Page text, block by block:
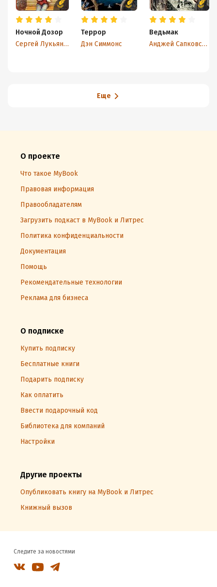
Ночной Дозор
Сергей Лукьяненко
Террор
Дэн Симмонс
Ведьмак
Анджей Сапковский
Еще
О проекте
Что такое MyBook
Правовая информация
Правообладателям
Загрузить подкаст в MyBook и Литрес
Политика конфиденциальности
Документация
Помощь
Рекомендательные технологии
Реклама для бизнеса
О подписке
Купить подписку
Бесплатные книги
Подарить подписку
Как оплатить
Ввести подарочный код
Библиотека для компаний
Настройки
Другие проекты
Опубликовать книгу на MyBook и Литрес
Книжный вызов
Следите за новостями